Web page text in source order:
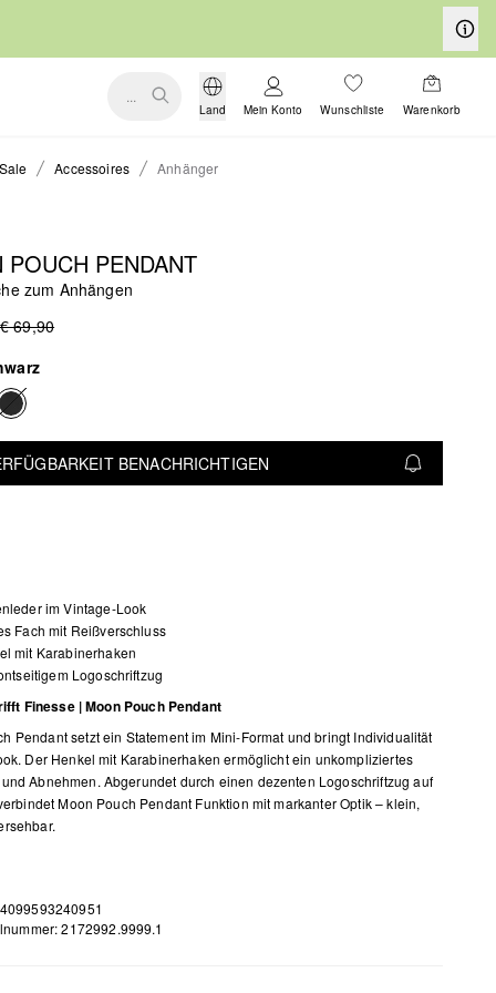
...
Land Mein Konto Wunschliste Warenkorb
Sale Accessoires Anhänger
POUCH PENDANT
zum Anhängen
€ 69,90
BENACHRICHTIGEN
im Vintage-Look
Fach mit Reißverschluss
mit Karabinerhaken
Logoschriftzug
Finesse | Moon Pouch Pendant
Pendant setzt ein Statement im Mini-Format und bringt Individualität
Der Henkel mit Karabinerhaken ermöglicht ein unkompliziertes
Abnehmen. Abgerundet durch einen dezenten Logoschriftzug auf
Moon Pouch Pendant Funktion mit markanter Optik – klein,
2172992.9999.1